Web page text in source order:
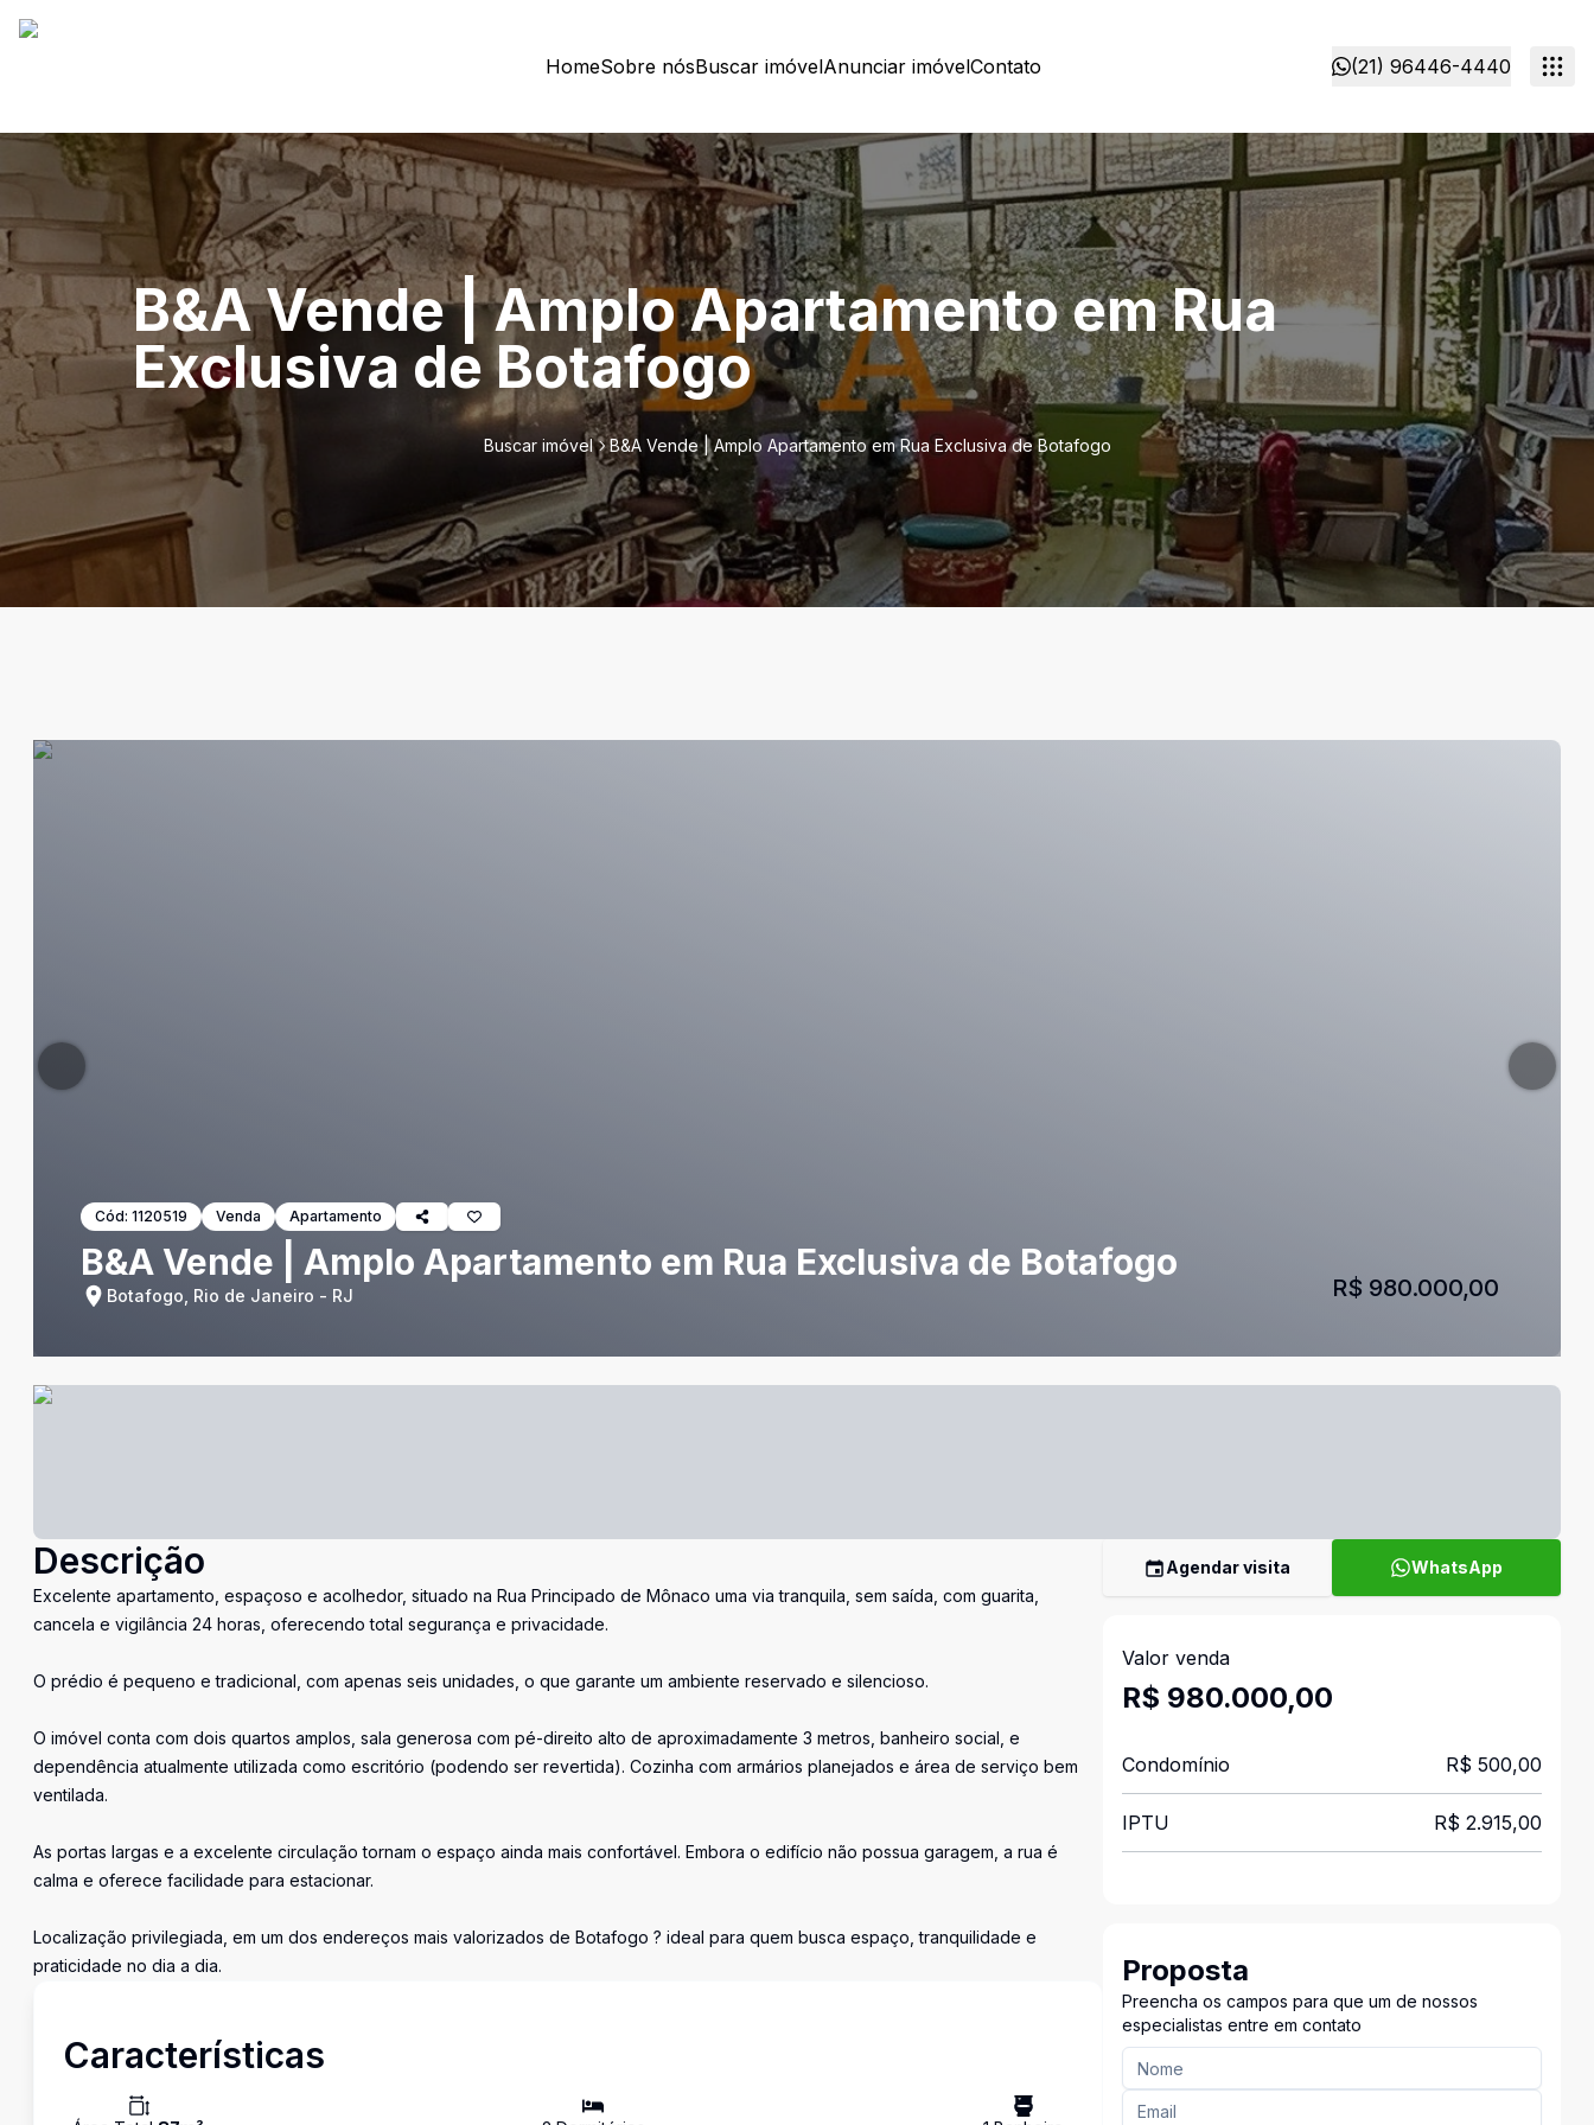
HomeSobre nósBuscar imóvelAnunciar imóvelContato (21) 96446-4440
B&A Vende | Amplo Apartamento em Rua
Exclusiva de Botafogo
Buscar imóvel B&A Vende | Amplo Apartamento em Rua Exclusiva de Botafogo
Cód: 1120519 Venda Apartamento
B&A Vende | Amplo Apartamento em Rua Exclusiva de Botafogo
Botafogo, Rio de Janeiro - RJ R$ 980.000,00
Descrição
Excelente apartamento, espaçoso e acolhedor, situado na Rua Principado de Mônaco uma via tranquila, sem saída, com guarita,
cancela e vigilância 24 horas, oferecendo total segurança e privacidade.
O prédio é pequeno e tradicional, com apenas seis unidades, o que garante um ambiente reservado e silencioso.
O imóvel conta com dois quartos amplos, sala generosa com pé-direito alto de aproximadamente 3 metros, banheiro social, e
dependência atualmente utilizada como escritório (podendo ser revertida). Cozinha com armários planejados e área de serviço bem
ventilada.
As portas largas e a excelente circulação tornam o espaço ainda mais confortável. Embora o edifício não possua garagem, a rua é
calma e oferece facilidade para estacionar.
Localização privilegiada, em um dos endereços mais valorizados de Botafogo ? ideal para quem busca espaço, tranquilidade e
praticidade no dia a dia.
Características
Agendar visita WhatsApp
Valor venda
R$ 980.000,00
Condomínio R$ 500,00
IPTU R$ 2.915,00
Proposta
Preencha os campos para que um de nossos
especialistas entre em contato